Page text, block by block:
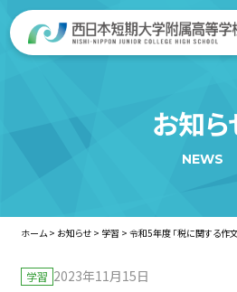
お知ら
NEWS
ホーム> お知らせ> 学習 > 令和5年度 「税に関する作
学習 2023年11月15日